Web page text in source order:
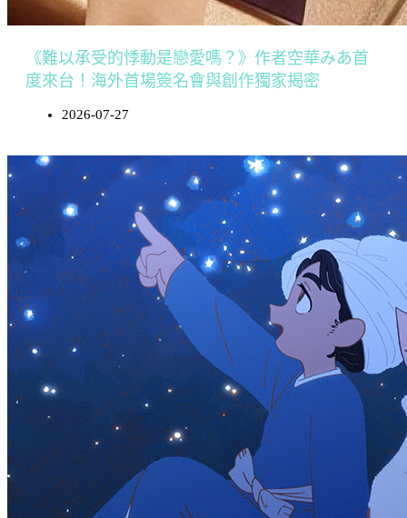
《難以承受的悸動是戀愛嗎？》作者空華みあ首
度來台！海外首場簽名會與創作獨家揭密
2026-07-27